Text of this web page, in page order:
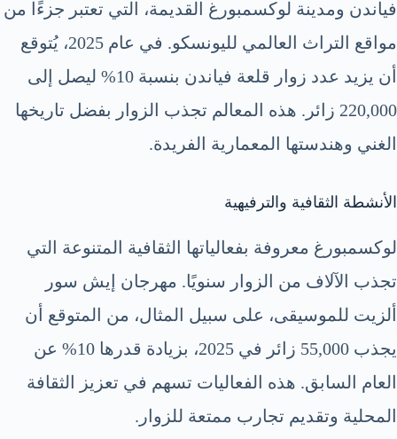
فياندن ومدينة لوكسمبورغ القديمة، التي تعتبر جزءًا من
مواقع التراث العالمي لليونسكو. في عام 2025، يُتوقع
أن يزيد عدد زوار قلعة فياندن بنسبة 10% ليصل إلى
220,000 زائر. هذه المعالم تجذب الزوار بفضل تاريخها
الغني وهندستها المعمارية الفريدة.
الأنشطة الثقافية والترفيهية
لوكسمبورغ معروفة بفعالياتها الثقافية المتنوعة التي
تجذب الآلاف من الزوار سنويًا. مهرجان إيش سور
ألزيت للموسيقى، على سبيل المثال، من المتوقع أن
يجذب 55,000 زائر في 2025، بزيادة قدرها 10% عن
العام السابق. هذه الفعاليات تسهم في تعزيز الثقافة
المحلية وتقديم تجارب ممتعة للزوار.